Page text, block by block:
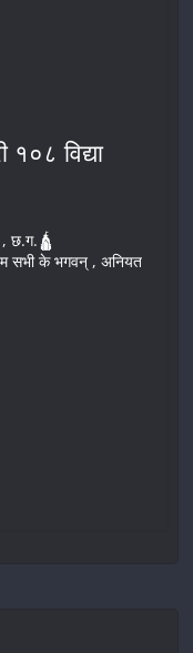
विद्या
, छ.ग.🛕
सभी के भगवन् , अनियत